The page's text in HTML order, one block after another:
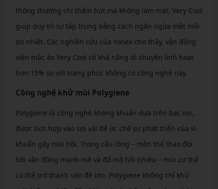
thông thường chỉ thấm hút mà không làm mát, Very Cool
giúp duy trì sự tập trung bằng cách ngăn ngừa mệt mỏi
do nhiệt. Các nghiên cứu của Yonex cho thấy, vận động
viên mặc áo Very Cool có khả năng di chuyển linh hoạt
hơn 15% so với trang phục không có công nghệ này.
Công nghệ khử mùi Polygiene
Polygiene là công nghệ kháng khuẩn dựa trên bạc ion,
được tích hợp vào sợi vải để ức chế sự phát triển của vi
khuẩn gây mùi hôi. Trong cầu lông – môn thể thao đòi
hỏi vận động mạnh mẽ và đổ mồ hôi nhiều – mùi cơ thể
có thể trở thành vấn đề lớn. Polygiene không chỉ khử